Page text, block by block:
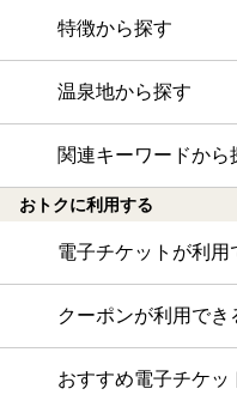
特徴から探す
温泉地から探す
関連キーワードから
おトクに利用する
電子チケットが利用
クーポンが利用でき
おすすめ電子チケッ